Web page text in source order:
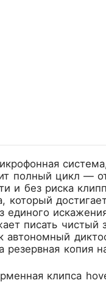
полный цикл —
и без риска
который
единого
писать чистый
автономный
копия
клипса